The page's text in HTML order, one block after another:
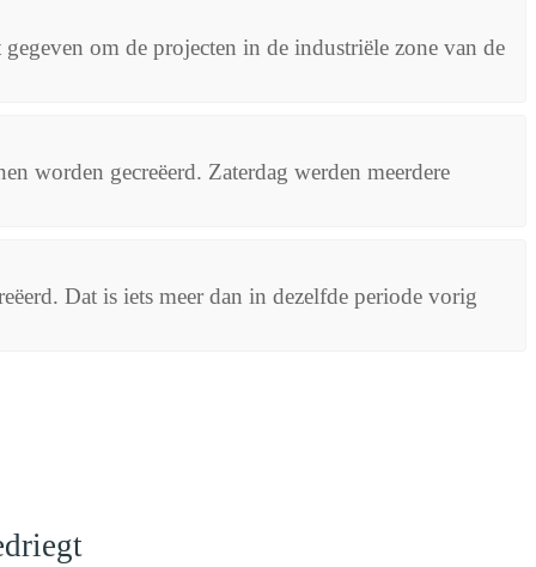
om de projecten in de industriële zone van de
worden gecreëerd. Zaterdag werden meerdere
Dat is iets meer dan in dezelfde periode vorig